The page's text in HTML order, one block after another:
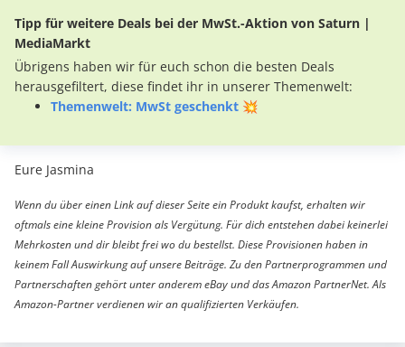
Tipp für weitere Deals bei der MwSt.-Aktion von Saturn |
MediaMarkt
Übrigens haben wir für euch schon die besten Deals
herausgefiltert, diese findet ihr in unserer Themenwelt:
Themenwelt: MwSt geschenkt 💥
Eure Jasmina
Wenn du über einen Link auf dieser Seite ein Produkt kaufst, erhalten wir
oftmals eine kleine Provision als Vergütung. Für dich entstehen dabei keinerlei
Mehrkosten und dir bleibt frei wo du bestellst. Diese Provisionen haben in
keinem Fall Auswirkung auf unsere Beiträge. Zu den Partnerprogrammen und
Partnerschaften gehört unter anderem eBay und das Amazon PartnerNet. Als
Amazon-Partner verdienen wir an qualifizierten Verkäufen.